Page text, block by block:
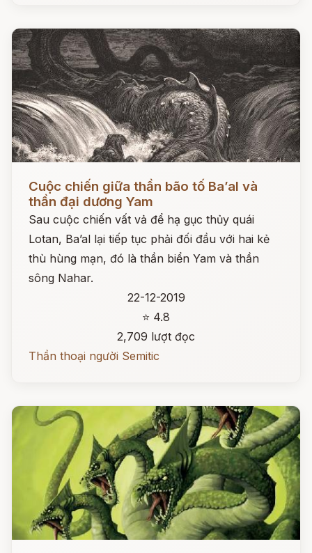
Cuộc chiến giữa thần bão tố Ba’al và
thần đại dương Yam
Sau cuộc chiến vất vả để hạ gục thủy quái
Lotan, Ba’al lại tiếp tục phải đối đầu với hai kẻ
thù hùng mạn, đó là thần biển Yam và thần
sông Nahar.
22-12-2019
⭐ 4.8
2,709 lượt đọc
Thần thoại người Semitic